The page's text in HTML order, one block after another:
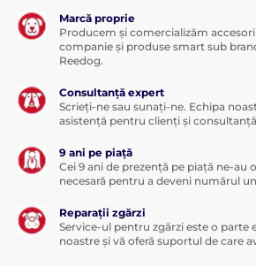
Marcă proprie
Producem și comercializăm
companie și produse smart sub
Reedog.
Consultanță expert
Scrieți-ne sau sunați-ne. Echipa
asistență pentru clienți și
9 ani pe piață
Cei 9 ani de prezență pe piață ne-au
necesară pentru a deveni numărul
Reparații zgărzi
Service-ul pentru zgărzi este o parte
noastre și vă oferă suportul de care